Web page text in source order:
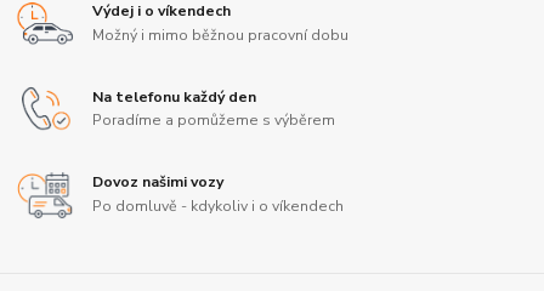
Výdej i o víkendech
Možný i mimo běžnou pracovní dobu
Na telefonu každý den
Poradíme a pomůžeme s výběrem
Dovoz našimi vozy
Po domluvě - kdykoliv i o víkendech